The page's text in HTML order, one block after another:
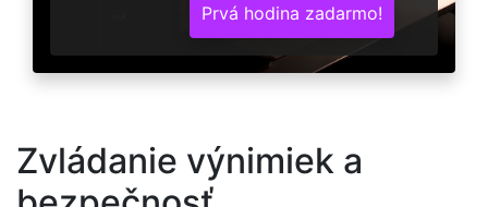
Prvá hodina zadarmo!
Zvládanie výnimiek a